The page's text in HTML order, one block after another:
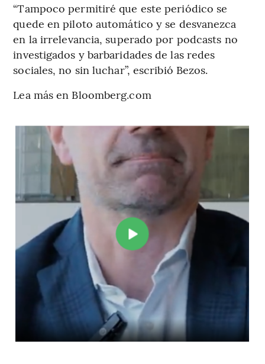
“Tampoco permitiré que este periódico se
quede en piloto automático y se desvanezca
en la irrelevancia, superado por podcasts no
investigados y barbaridades de las redes
sociales, no sin luchar”, escribió Bezos.
Lea más en Bloomberg.com